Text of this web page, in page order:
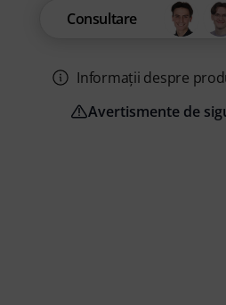
Consultare
Informații despre
Avertismente de